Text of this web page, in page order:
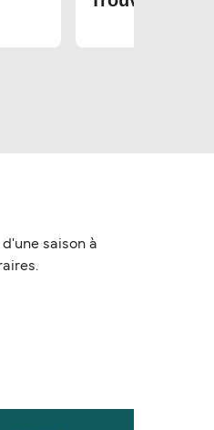
saison à